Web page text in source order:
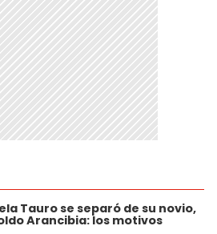
Tauro se separó de su novio,
Arancibia: los motivos